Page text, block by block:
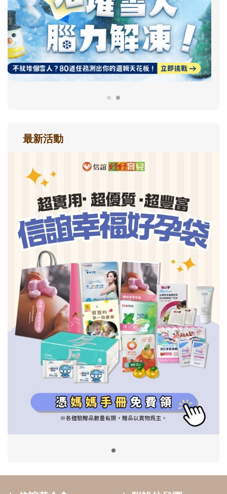
最新活動
信誼基金會
2022信誼年度報告
2023信誼年度報告
2024信誼年度報告
附設幼兒園
小袋鼠幼師網